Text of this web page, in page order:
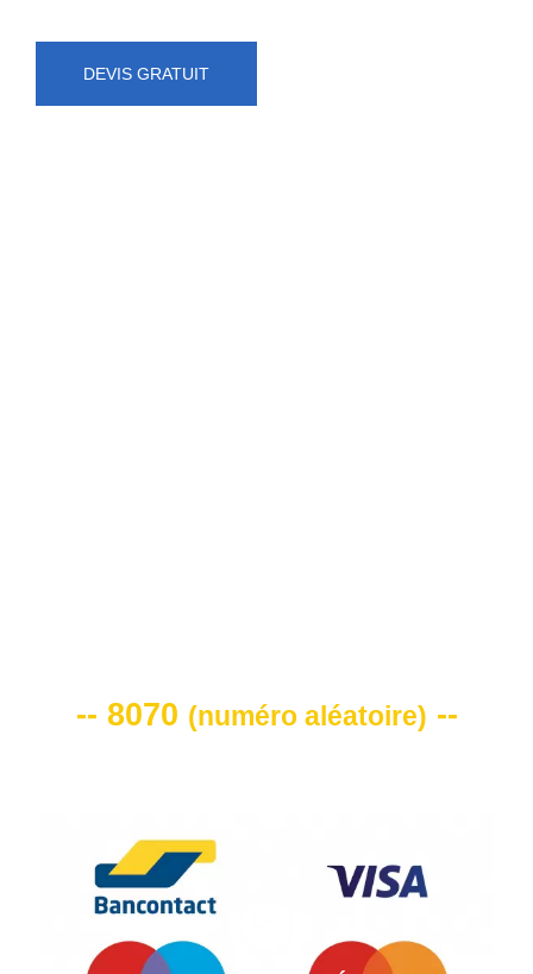
DEVIS GRATUIT
-- 8070 (numéro aléatoire) --